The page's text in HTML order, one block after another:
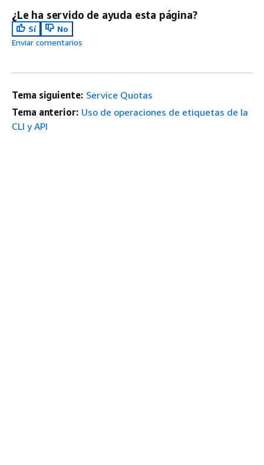
¿Le ha servido de ayuda esta página?
Sí
No
Enviar comentarios
Tema siguiente: Service Quotas
Tema anterior: Uso de operaciones de etiquetas de la
CLI y API